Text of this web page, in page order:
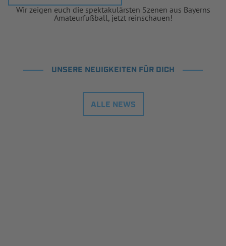
Wir zeigen euch die spektakulärsten Szenen aus Bayerns
Amateurfußball, jetzt reinschauen!
UNSERE NEUIGKEITEN FÜR DICH
ALLE NEWS